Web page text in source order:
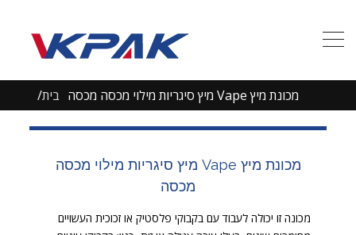
בית מכונת מיץ Vape מיץ סיגריות מילוי מכסה מכסה
מכונת מיץ Vape מיץ סיגריות מילוי מכסה
מכסה
מכונה זו יכולה לעבוד עם בקבוקי פלסטיק או זכוכית העשויים